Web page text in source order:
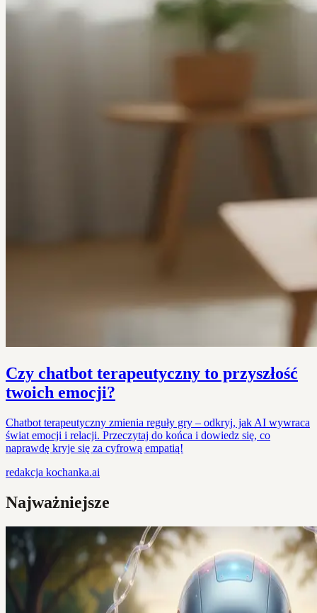
Czy chatbot terapeutyczny to przyszłość
twoich emocji?
Chatbot terapeutyczny zmienia reguły gry – odkryj, jak AI wywraca
świat emocji i relacji. Przeczytaj do końca i dowiedz się, co
naprawdę kryje się za cyfrową empatią!
redakcja kochanka.ai
Najważniejsze